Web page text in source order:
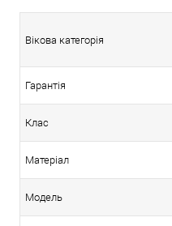
Вікова категорія
Гарантія
Клас
Матеріал
Модель